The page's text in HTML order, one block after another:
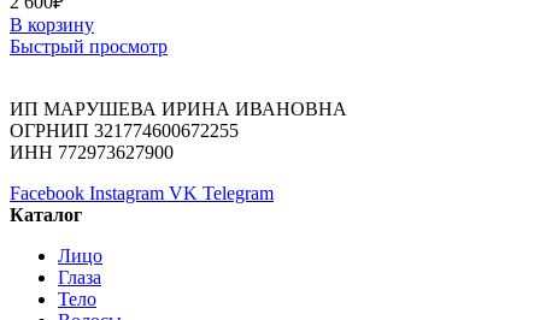
В корзину
Быстрый просмотр
ИП МАРУШЕВА ИРИНА ИВАНОВНА
ОГРНИП 321774600672255
ИНН 772973627900
Facebook Instagram VK Telegram
Каталог
Лицо
Глаза
Тело